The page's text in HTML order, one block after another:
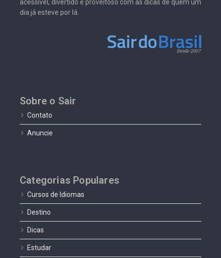
acessível, divertido e proveitoso com as dicas de quem um
dia já esteve por lá.
Sobre o Sair
Contato
Anuncie
Categorias Populares
Cursos de Idiomas
Destino
Dicas
Estudar